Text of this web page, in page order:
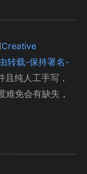
Creative
转载-保持署名-
且纯人工手写，
难免会有缺失，